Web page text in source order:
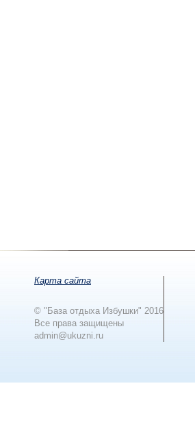
Карта сайта
© "База отдыха Избушки" 2016
Все права защищены
admin@ukuzni.ru